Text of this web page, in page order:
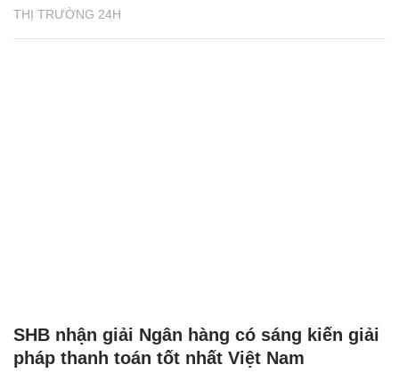
THỊ TRƯỜNG 24H
SHB nhận giải Ngân hàng có sáng kiến giải
pháp thanh toán tốt nhất Việt Nam